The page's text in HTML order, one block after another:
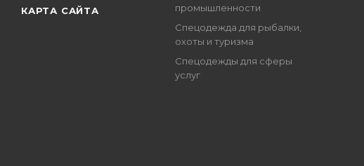
КАРТА САЙТА
промышленности
Спецодежда для рыбалки,
охоты и туризма
Спецодежды для сферы
услуг